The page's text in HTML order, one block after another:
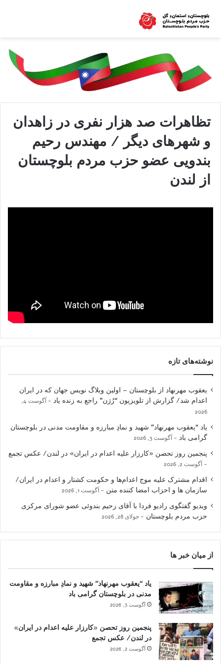
تظاهرات صد هزار نفری در زاهدان
و شهرهای دیگر / مهندس رحیم
بندویی عضو حزب مردم بلوچستان
از لندن
نوشته‌های تازه
یعقوب مهرنهاد از بلوچستان – اولین وبلاگ نویس جهان که در ایران
اعدام شد/ گزارش از تلویزیون “رُژن” راجع به زنده یاد
آگوست 4,
2026
یاد “یعقوب مهرنهاد” شهید و نمادِ مبارزه و مقاومت مدنی در بلوچستان
گرامی باد
آگوست 3, 2026
پنجمین روز تحصن «کارزار علیه اعدام در ایران» در لندن/ عکس تجمع
آگوست 2, 2026
اقدام مشترک علیه موج اعدام‌ها و حکومت کشتار و اعدام در ایران/
سازمان ها و احزاب امضا کننده متن
آگوست 1, 2026
ویدیو گفتگوی رادیو فردا با آقای رحیم بندوئی عضو شورای مرکزی
حزب مردم بلوچستان
جولای 28, 2026
از میان خبر ها
یاد “یعقوب مهرنهاد” شهید و نمادِ مبارزه و مقاومت
مدنی در بلوچستان گرامی باد
آگوست 3, 2026
پنجمین روز تحصن «کارزار علیه اعدام در ایران»
در لندن/ عکس تجمع
آگوست 2, 2026